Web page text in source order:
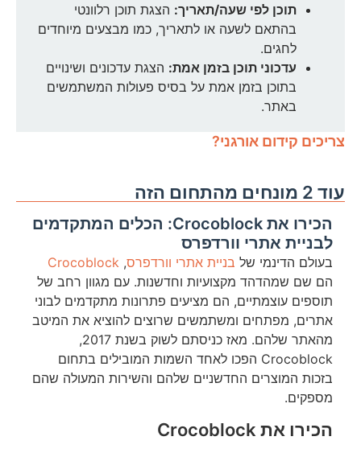
תוכן לפי שעה/תאריך: הצגת תוכן רלוונטי
בהתאם לשעה או לתאריך, כמו מבצעים מיוחדים
לחגים.
עדכוני תוכן בזמן אמת: הצגת עדכונים ושינויים
בתוכן בזמן אמת על בסיס פעולות המשתמשים
באתר.
צריכים קידום אורגני?
עוד 2 מונחים מהתחום הזה
הכירו את Crocoblock: הכלים המתקדמים
לבניית אתרי וורדפרס
בעולם הדינמי של בניית אתרי וורדפרס,
Crocoblock
הם שם שמהדהד מקצועיות וחדשנות. עם מגוון רחב של
תוספים עוצמתיים, הם מציעים פתרונות מתקדמים לבוני
אתרים, מפתחים ומשתמשים שרוצים להוציא את המיטב
מהאתר שלהם. מאז כניסתם לשוק בשנת 2017,
Crocoblock הפכו לאחד השמות המובילים בתחום
בזכות המוצרים החדשניים שלהם והשירות המעולה שהם
מספקים.
הכירו את Crocoblock